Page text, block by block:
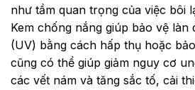
như tầm quan trọng của việc bôi
Kem chống nắng giúp bảo vệ làn
(UV) bằng cách hấp thụ hoặc
cũng có thể giúp giảm nguy cơ
các vết nám và tăng sắc tố, cải